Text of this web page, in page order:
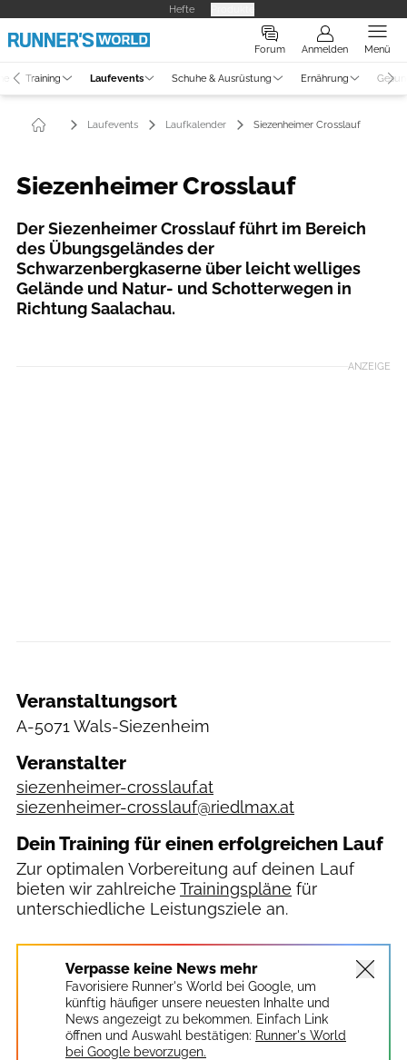
Hefte
Forum Anmelden Menü
Training Laufevents Schuhe & Ausrüstung Ernährung
Laufevents Laufkalender Siezenheimer Crosslauf
Siezenheimer Crosslauf
Der Siezenheimer Crosslauf führt im Bereich
des Übungsgeländes der
Schwarzenbergkaserne über leicht welliges
Gelände und Natur- und Schotterwegen in
Richtung Saalachau.
ANZEIGE
Veranstaltungsort
A-5071 Wals-Siezenheim
Veranstalter
siezenheimer-crosslauf.at
siezenheimer-crosslauf@riedlmax.at
Dein Training für einen erfolgreichen Lauf
Zur optimalen Vorbereitung auf deinen Lauf
bieten wir zahlreiche Trainingspläne für
unterschiedliche Leistungsziele an.
Verpasse keine News mehr
Favorisiere Runner's World bei Google, um
künftig häufiger unsere neuesten Inhalte und
News angezeigt zu bekommen. Einfach Link
öffnen und Auswahl bestätigen: Runner's World
bei Google bevorzugen.